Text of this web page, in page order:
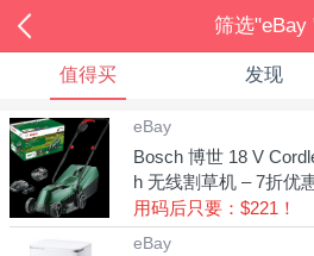
筛选"eBay
值得买 发现
eBay
Bosch 博世 18 V
h 无线割草机 – 7折优
用码后只要：$221！
eBay